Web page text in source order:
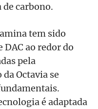
carbono.
tem sido
DAC ao redor do
pela
Octavia se
é adaptada